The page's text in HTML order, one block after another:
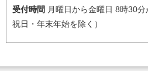
受付時間 月曜日から金曜日 8時30
祝日・年末年始を除く）